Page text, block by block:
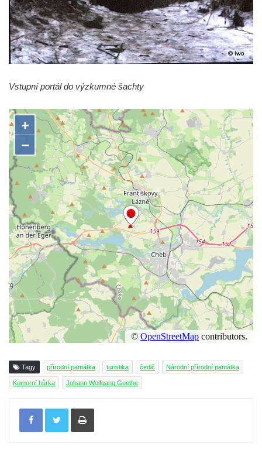
Vstupní portál do výzkumné šachty
Tagy přírodní památka turistika čedič Národní přírodní památka
Komorní hůrka Johann Wolfgang Goethe
Tisknout